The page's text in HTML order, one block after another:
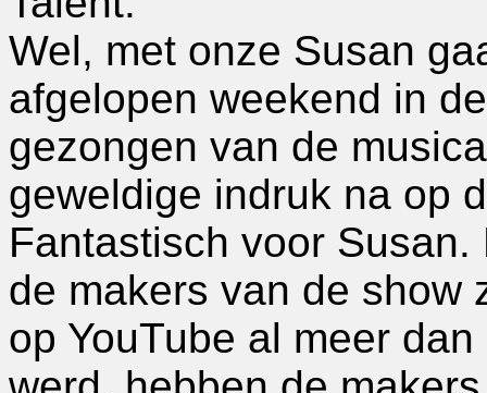
Wel, met onze Susan
afgelopen weekend in
gezongen van de
geweldige indruk na op
Fantastisch voor
de makers van de show
op YouTube al meer